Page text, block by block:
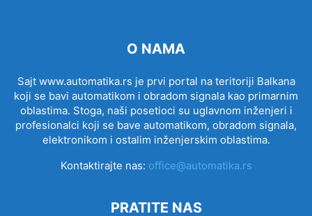
O NAMA
Sajt www.automatika.rs je prvi portal na teritoriji Balkana
koji se bavi automatikom i obradom signala kao primarnim
oblastima. Stoga, naši posetioci su uglavnom inženjeri i
profesionalci koji se bave automatikom, obradom signala,
elektronikom i ostalim inženjerskim oblastima.
Kontaktirajte nas: office@automatika.rs
PRATITE NAS